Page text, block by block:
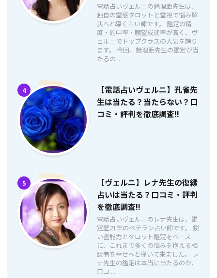
電話占いヴェルニの魅理亜先生は、
独自の霊感タロットと霊視で悩み解
決へと導く占い師です。 鑑定の精
度・的中率・願望成就率が高く、ヴ
ェルニでトップクラスの人気を誇り
ます。 今回、魅理亜先生の鑑定が当
たるの ...
4
【電話占いヴェルニ】孔雀先
生は当たる？当たらない？口
コミ・評判を徹底調査!!
5
【ヴェルニ】レナ先生の復縁
占いは当たる？口コミ・評判
を徹底調査!!
電話占いヴェルニのレナ先生は、鑑
定歴21年のベテラン占い師です。 鋭
い霊能力とタロット鑑定をベース
に、これまで多くの悩みを抱える相
談者を幸せへと導いて来ました。 レ
ナ先生の鑑定は本当に当たるのか、
口コ ...